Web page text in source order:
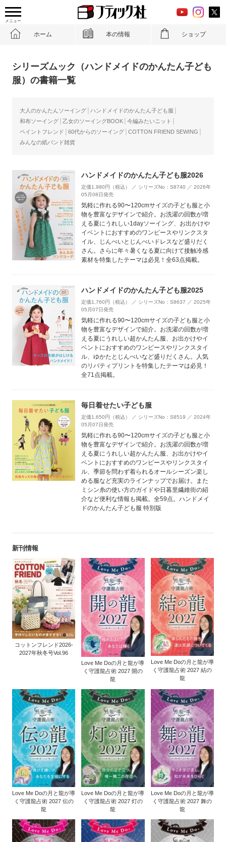
メニュー
ホーム 本の情報 ショップ
シリーズムック（ハンドメイドのかんたん子ども
服）の書籍一覧
大人のかんたんソーイング
ハンドメイドのかんたん子ども服
和布ソーイング
乙女のソーイングBOOK
今編みたいニット
ペイントフレンド
60代からのソーイング
COTTON FRIEND SEWING
みんなの紙バンド雑貨
ハンドメイドのかんたん子ども服2026
定価1,980円（税込） ／ シリーズNo：S8740 ／ 2026年
05月08日発売
気軽に作れる90〜120cmサイズの子ども服と小
物を豊富なデザインで紹介。お洗濯の回数が増
える夏にうれしい1dayソーイング、お出かけや
イベントにおすすめのワンピースやリンクスタ
イル、じんべいとじんべいドレスなど盛りだく
さん。さらに年々暑くなる夏に向けて接触冷感
素材を特集したテーマは必見！全63点掲載。
ハンドメイドのかんたん子ども服2025
定価1,760円（税込） ／ シリーズNo：S8637 ／ 2025年
05月07日発売
気軽に作れる90〜120cmサイズの子ども服と小
物を豊富なデザインで紹介。お洗濯の回数が増
える夏にうれしい超かんたん服、お出かけやイ
ベントにおすすめのワンピースやリンクスタイ
ル、ゆかたとじんべいなど盛りだくさん。人気
のリバティプリントを特集したテーマは必見！
全71点掲載。
毎日着せたい子ども服
定価1,650円（税込） ／ シリーズNo：S8519 ／ 2024年
05月07日発売
気軽に作れる90〜120cmサイズの子ども服と小
物を豊富なデザインで紹介。お洗濯の回数が増
える夏にうれしい超かんたん服、お出かけやイ
ベントにおすすめのワンピースやリンクスタイ
ル、季節を問わず着られるオールシーズン楽し
める服など充実のラインナップでお届け。また
ミシン糸の使い方のガイドや日暮里繊維街の紹
介など便利な情報も掲載。全59点。ハンドメイ
ドのかんたん子ども服 特別版
新刊情報
コットンフレンド2026-
2027年秋冬号Vol.96
Love Me Doの月と龍が導
く守護龍占術 2027 開の
龍
Love Me Doの月と龍が導
く守護龍占術 2027 結の
龍
Love Me Doの月と龍が導
く守護龍占術 2027 伝の
龍
Love Me Doの月と龍が導
く守護龍占術 2027 灯の
龍
Love Me Doの月と龍が導
く守護龍占術 2027 舞の
龍